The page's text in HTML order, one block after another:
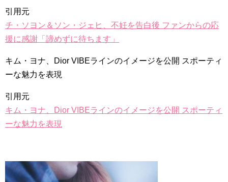
いでしょ？” Big News TV
キム・ユジョン、新ドラマ「まず熱く掃除せよ」に出演確
定…“台本を見た瞬間惹かれた” 20180123
幻の王女チャミョンゴ エンディング
[Fan MV]七日の王妃(7일의 왕비)OST – 정기고 (Junggigo) – 그
俳優カン・ギヨン、突然の熱愛宣言…「キム秘書がなぜそう
引用元
チ・ソヨン＆ソン・ジェヒ、不妊を告白後 ファンからの応
援に感謝「諦めずに待ちます」
キム・ヨナ、Dior VIBEラインのイメージを公開 スポーティ
ーな魅力を表現
引用元
キム・ヨナ、Dior VIBEラインのイメージを公開 スポーティ
ーな魅力を表現